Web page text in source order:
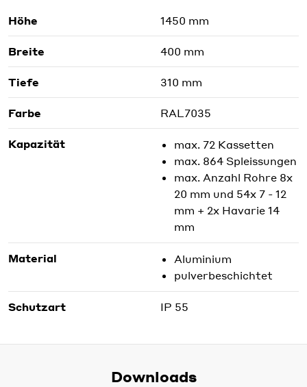
Höhe 1450 mm
Breite 400 mm
Tiefe 310 mm
Farbe RAL7035
Kapazität
max. 72 Kassetten
max. 864 Spleissungen
max. Anzahl Rohre 8x
20 mm und 54x 7 - 12
mm + 2x Havarie 14
mm
Material
Aluminium
pulverbeschichtet
Schutzart IP 55
Downloads